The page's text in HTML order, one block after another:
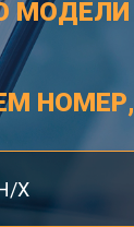
МОДЕЛИ